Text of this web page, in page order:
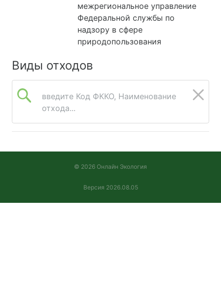
межрегиональное управление
Федеральной службы по
надзору в сфере
природопользования
Виды отходов
введите Код ФККО, Наименование
отхода...
© 2026 Онлайн Экология
Версия 2026.08.05